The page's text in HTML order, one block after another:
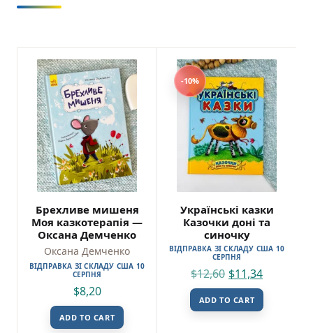
Брехливе мишеня
Моя казкотерапія —
Оксана Демченко
Оксана Демченко
ВІДПРАВКА ЗІ СКЛАДУ США 10
СЕРПНЯ
$8,20
ADD TO CART
-10%
Українські казки
Казочки доні та
синочку
ВІДПРАВКА ЗІ СКЛАДУ США 10
СЕРПНЯ
$12,60 $11,34
ADD TO CART